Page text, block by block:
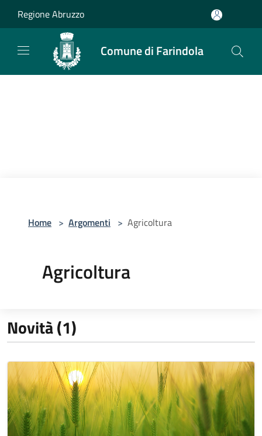
Regione Abruzzo
Comune di Farindola
Home > Argomenti > Agricoltura
Agricoltura
Novità (1)